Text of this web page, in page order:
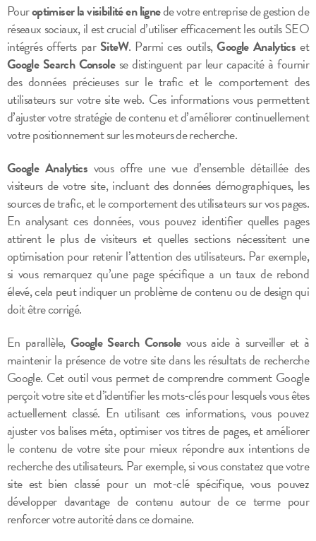
Pouroptimiser la visibilité en lignede votre entreprise de gestion de
réseaux sociaux, il est crucial d’utiliser efficacement les outils SEO
intégrés offerts par SiteW. Parmi ces outils,Google Analytics et
Google Search Consolese distinguent par leur capacité à fournir
des données précieuses sur le trafic et le comportement des
utilisateurs sur votre site web. Ces informations vous permettent
d’ajuster votre stratégie de contenu et d’améliorer continuellement
votre positionnement sur les moteurs de recherche.
Google Analytics vous offre une vue d’ensemble détaillée des
visiteurs de votre site, incluant des données démographiques, les
sources de trafic, et le comportement des utilisateurs sur vos pages.
En analysant ces données, vous pouvez identifier quelles pages
attirent le plus de visiteurs et quelles sections nécessitent une
optimisation pour retenir l’attention des utilisateurs. Par exemple,
si vous remarquez qu’une page spécifique a un taux de rebond
élevé, cela peut indiquer un problème de contenu ou de design qui
doit être corrigé.
En parallèle, Google Search Consolevous aide à surveiller et à
maintenir la présence de votre site dans les résultats de recherche
Google. Cet outil vous permet de comprendre comment Google
perçoit votre site et d’identifier les mots-clés pour lesquels vous êtes
actuellement classé. En utilisant ces informations, vous pouvez
ajuster vos balises méta, optimiser vos titres de pages, et améliorer
le contenu de votre site pour mieux répondre aux intentions de
recherche des utilisateurs. Par exemple, si vous constatez que votre
site est bien classé pour un mot-clé spécifique, vous pouvez
développer davantage de contenu autour de ce terme pour
renforcer votre autorité dans ce domaine.